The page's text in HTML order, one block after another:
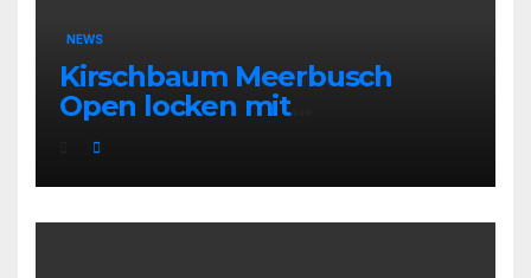
NEWS
Kirschbaum Meerbusch
Open locken mit
Weltklassetennis